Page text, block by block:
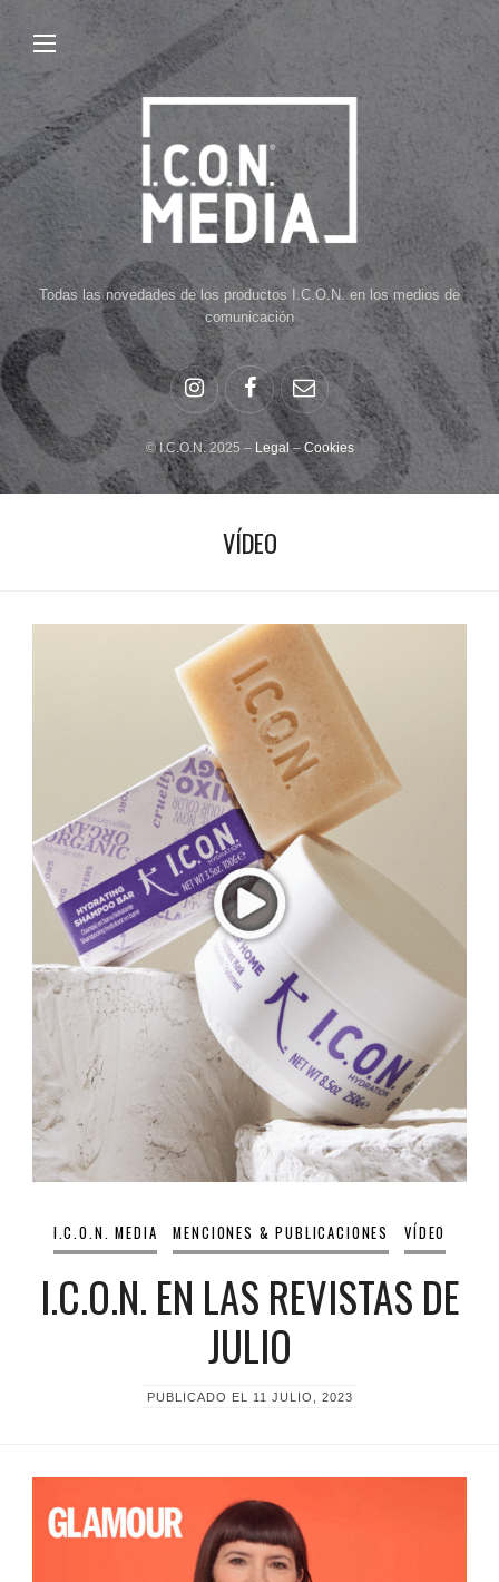
Todas las novedades de los productos I.C.O.N. en los medios de
comunicación
© I.C.O.N. 2025 – Legal– Cookies
VÍDEO
I.C.O.N. MEDIA MENCIONES & PUBLICACIONES VÍDEO
I.C.O.N. EN LAS REVISTAS DE
JULIO
PUBLICADO EL 11 JULIO, 2023